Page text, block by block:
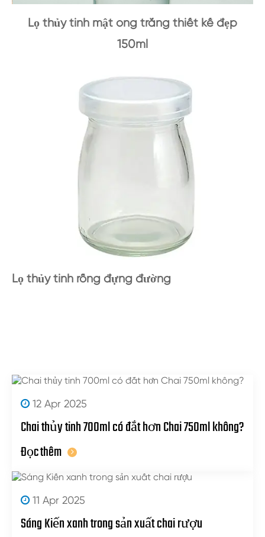
Lọ thủy tinh mật ong trắng thiết kế đẹp
150ml
Lọ thủy tinh rỗng đựng đường
12 Apr 2025
Chai thủy tinh 700ml có đắt hơn Chai 750ml không?
Đọc thêm
11 Apr 2025
Sáng Kiến xanh trong sản xuất chai rượu